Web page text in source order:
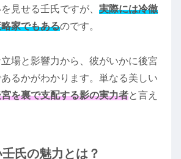
見せる壬氏ですが、 実際には冷徹
家でもあるのです。
場と影響力から、彼がいかに後宮
るかがわかります。単なる美しい
を裏で支配する影の実力者と言え
氏の魅力とは？